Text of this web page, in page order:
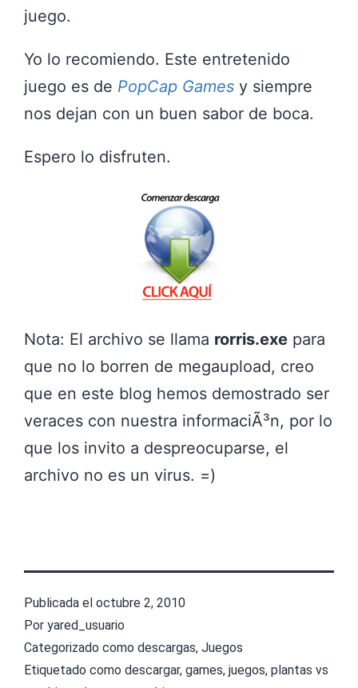
juego.
Yo lo recomiendo. Este entretenido
juego es de PopCap Games y siempre
nos dejan con un buen sabor de boca.
Espero lo disfruten.
Nota: El archivo se llama rorris.exe para
que no lo borren de megaupload, creo
que en este blog hemos demostrado ser
veraces con nuestra informaciÃ³n, por lo
que los invito a despreocuparse, el
archivo no es un virus. =)
Publicada el octubre 2, 2010
Por yared_usuario
Categorizado como descargas, Juegos
Etiquetado como descargar, games, juegos, plantas vs